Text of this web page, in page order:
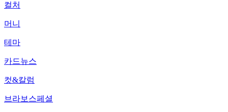
컬처
머니
테마
카드뉴스
컷&칼럼
브라보스페셜